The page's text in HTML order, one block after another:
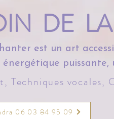
DE
est un art
puissante,
Techniques vocales,
06 03 84 95 09